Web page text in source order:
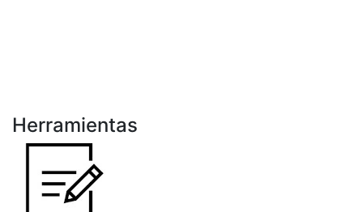
Herramientas